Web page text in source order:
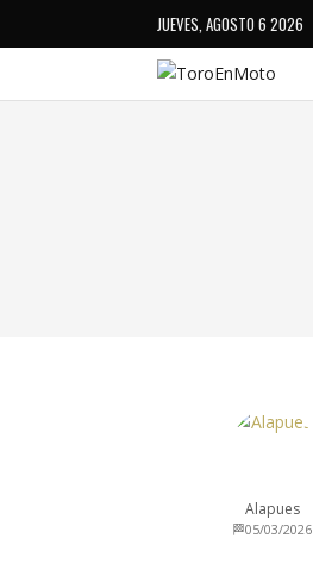
JUEVES, AGOSTO 6 2026
Alapues
🏁05/03/2026